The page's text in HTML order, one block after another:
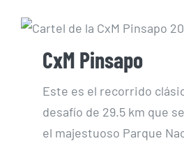
CxM Pinsapo
Este es el recorrido
desafío de 29.5 km que
el majestuoso Parque